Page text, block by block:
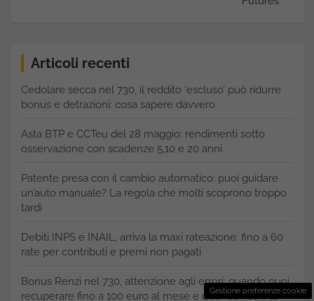
Articoli recenti
Cedolare secca nel 730, il reddito ‘escluso’ può ridurre
bonus e detrazioni: cosa sapere davvero
Asta BTP e CCTeu del 28 maggio: rendimenti sotto
osservazione con scadenze 5,10 e 20 anni
Patente presa con il cambio automatico: puoi guidare
un’auto manuale? La regola che molti scoprono troppo
tardi
Debiti INPS e INAIL, arriva la maxi rateazione: fino a 60
rate per contributi e premi non pagati
Bonus Renzi nel 730, attenzione agli errori: quando puoi
recuperare fino a 100 euro al mese e quando rischi la
Gestione preferenze cookie